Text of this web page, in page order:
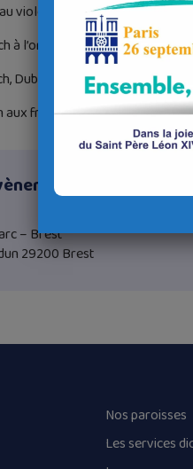
violon
l’orgue
Dubois, Pugnani-Kreisler,
aux frais
– Brest
29200 Brest
Nos paroisses
Les services